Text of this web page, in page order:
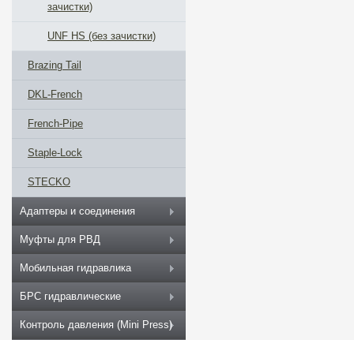
зачистки)
UNF HS (без зачистки)
Brazing Tail
DKL-French
French-Pipe
Staple-Lock
STECKO
Адаптеры и соединения
Муфты для РВД
Мобильная гидравлика
БРС гидравлические
Контроль давления (Mini Press)